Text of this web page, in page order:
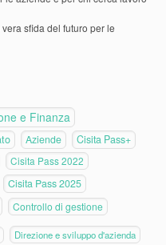
sfida del futuro per le
e Finanza
Aziende
Cisita Pass+
Cisita Pass 2022
Cisita Pass 2025
Controllo di gestione
Direzione e sviluppo d'azienda